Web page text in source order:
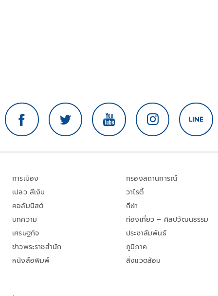
การเมือง
เปลว สีเงิน
คอลัมนิสต์
บทความ
เศรษฐกิจ
ข่าวพระราชสำนัก
หนังสือพิมพ์
กรองสถานการณ์
วาไรตี้
กีฬา
ท่องเที่ยว – ศิลปวัฒนธรรม
ประชาสัมพันธ์
ภูมิภาค
สิ่งแวดล้อม